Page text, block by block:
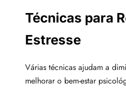
Técnicas para
Estresse
Várias técnicas ajudam a
melhorar o bem-estar